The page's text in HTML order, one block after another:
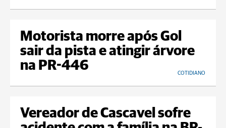
Motorista morre após Gol
sair da pista e atingir árvore
na PR-446
COTIDIANO
Vereador de Cascavel sofre